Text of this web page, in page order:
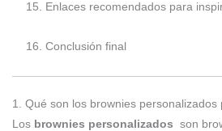
Enlaces recomendados para
Conclusión final
1. Qué son los brownies personalizados
Los brownies personalizados son